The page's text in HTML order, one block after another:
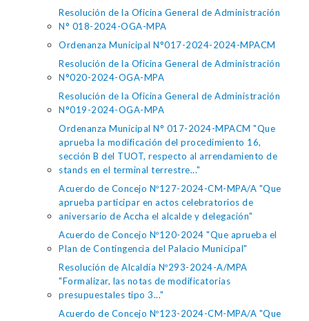
Resolución de la Oficina General de Administración
N° 018-2024-OGA-MPA
Ordenanza Municipal N°017-2024-2024-MPACM
Resolución de la Oficina General de Administración
N°020-2024-OGA-MPA
Resolución de la Oficina General de Administración
N°019-2024-OGA-MPA
Ordenanza Municipal N° 017-2024-MPACM "Que
aprueba la modificación del procedimiento 16,
sección B del TUOT, respecto al arrendamiento de
stands en el terminal terrestre..."
Acuerdo de Concejo Nº127-2024-CM-MPA/A "Que
aprueba participar en actos celebratorios de
aniversario de Accha el alcalde y delegación"
Acuerdo de Concejo Nº120-2024 "Que aprueba el
Plan de Contingencia del Palacio Municipal"
Resolución de Alcaldía Nº293-2024-A/MPA
"Formalizar, las notas de modificatorias
presupuestales tipo 3..."
Acuerdo de Concejo Nº123-2024-CM-MPA/A "Que